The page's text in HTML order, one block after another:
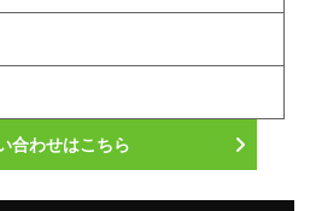
合わせはこちら